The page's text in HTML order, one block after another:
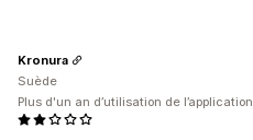
Kronura
Suède
Plus d'un an d’utilisation de l’application